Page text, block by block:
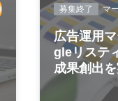
募集終了 マ
広告運用
gleリステ
成果創出